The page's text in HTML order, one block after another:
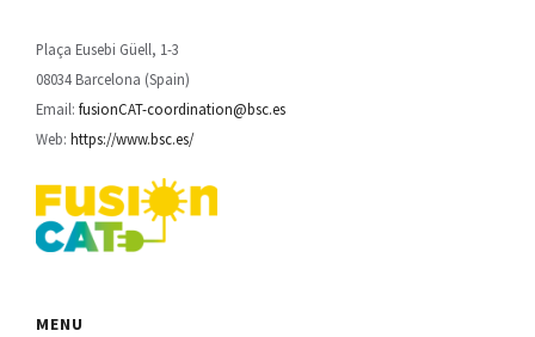
Plaça Eusebi Güell, 1-3
08034 Barcelona (Spain)
Email:fusionCAT-coordination@bsc.es
Web:https://www.bsc.es/
MENU